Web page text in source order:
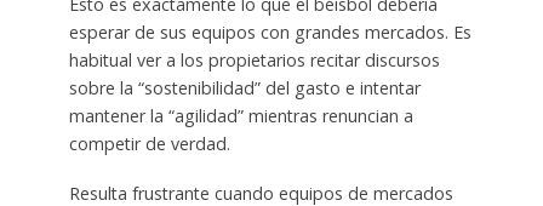
esperar de sus equipos con grandes mercados. Es
habitual ver a los propietarios recitar discursos
sobre la “sostenibilidad” del gasto e intentar
mantener la “agilidad” mientras renuncian a
competir de verdad.
Resulta frustrante cuando equipos de mercados